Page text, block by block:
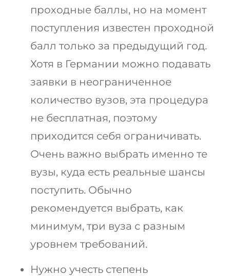
проходные баллы, но на момент
поступления известен проходной
балл только за предыдущий год.
Хотя в Германии можно подавать
заявки в неограниченное
количество вузов, эта процедура
не бесплатная, поэтому
приходится себя ограничивать.
Очень важно выбрать именно те
вузы, куда есть реальные шансы
поступить. Обычно
рекомендуется выбрать, как
минимум, три вуза с разным
уровнем требований.
Нужно учесть степень